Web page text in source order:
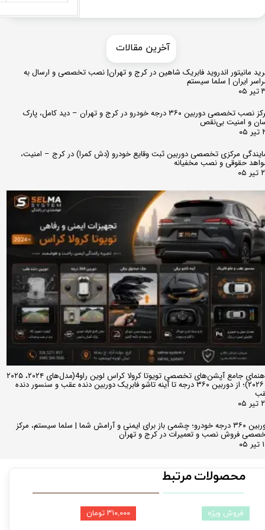
مانیتور اندروید فابریک شاهین در کرج و تهران| نصب تخصصی و ارسال به
ایران | سلما سیستم
مرکز نصب تخصصی دوربین ۳۶۰ درجه خودرو در کرج و تهران – دید کامل، پارک
و امنیت بی‌نقص
مرکزی تخصصی دوربین ثبت وقایع خودرو (دش کمرا) در کرج – امنیت،
حقوقی و نصب مخفیانه
راهنمای جامع آپشن‌های تخصصی تویوتا کرولا کراس لوین راو4(مدل‌های ۲۰۲۴، ۲۰۲۵
و ۲۰۲۶)؛ از دوربین ۳۶۰ درجه تا آینه تاشو فابریک دوربین دنده عقب و سنسور دنده
دوربین ۳۶۰ درجه خودرو؛ چشمی باز برای ایمنی و آرامش شما | سلما سیستم، مرکز
فروش نصب و تعمیرات در کرج و تهران
​​آخرین مقالات
محصولات مرتبط
فروش ویژه